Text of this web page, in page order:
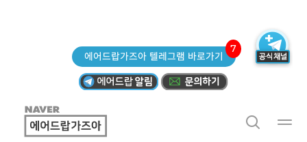
에어드랍가즈아 텔레그램 바로가기
7